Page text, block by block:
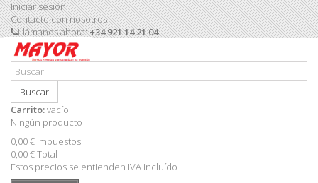
Iniciar sesión
Contacte con nosotros
Llámanos ahora:+34 921 14 21 04
Buscar
Carrito:vacío
Ningún producto
0,00 € Impuestos
0,00 €Total
Estos precios se entienden IVA incluído